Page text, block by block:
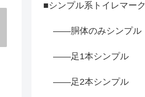
■シンプル系トイレマーク
――胴体のみシンプル
――足1本シンプル
――足2本シンプル